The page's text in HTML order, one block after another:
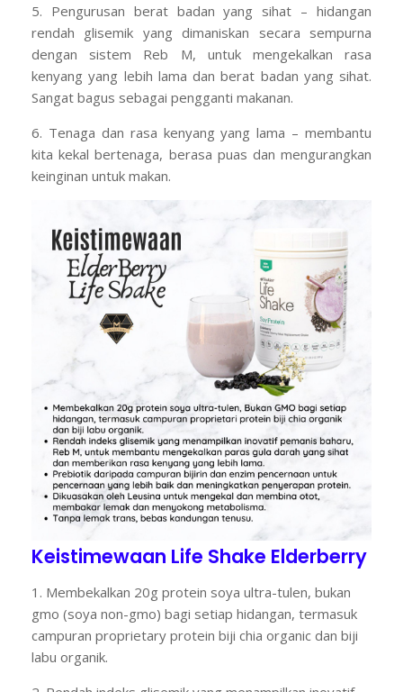
5. Pengurusan berat badan yang sihat – hidangan
rendah glisemik yang dimaniskan secara sempurna
dengan sistem Reb M, untuk mengekalkan rasa
kenyang yang lebih lama dan berat badan yang sihat.
Sangat bagus sebagai pengganti makanan.
6. Tenaga dan rasa kenyang yang lama – membantu
kita kekal bertenaga, berasa puas dan mengurangkan
keinginan untuk makan.
Keistimewaan Life Shake Elderberry
1. Membekalkan 20g protein soya ultra-tulen, bukan
gmo (soya non-gmo) bagi setiap hidangan, termasuk
campuran proprietary protein biji chia organic dan biji
labu organik.